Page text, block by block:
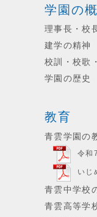
学園の
理事長・校
建学の精神
校訓・校歌
学園の歴史
教育
青雲学園の
令和
いじ
青雲中学校
青雲高等学